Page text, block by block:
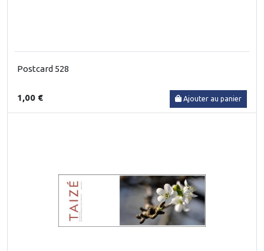
Postcard 528
1,00 € Ajouter au panier